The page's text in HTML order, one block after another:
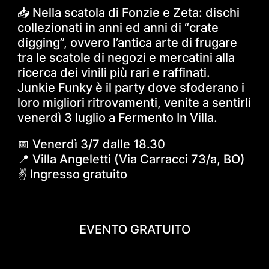
📥 Nella scatola di Fonzie e Zeta: dischi
collezionati in anni ed anni di “crate
digging”, ovvero l’antica arte di frugare
tra le scatole di negozi e mercatini alla
ricerca dei vinili più rari e raffinati.
Junkie Funky è il party dove sfoderano i
loro migliori ritrovamenti, venite a sentirli
venerdì 3 luglio a Fermento In Villa.
📅 Venerdì 3/7 dalle 18.30
📍 Villa Angeletti (Via Carracci 73/a, BO)
✌️ Ingresso gratuito
EVENTO GRATUITO